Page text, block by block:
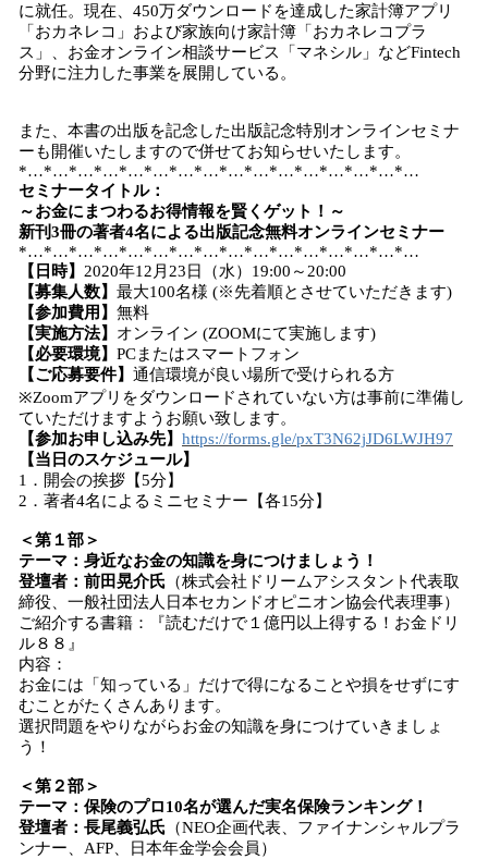
に就任。現在、450万ダウンロードを達成した家計簿アプリ
「おカネレコ」および家族向け家計簿「おカネレコプラ
ス」、お金オンライン相談サービス「マネシル」などFintech
分野に注力した事業を展開している。
また、本書の出版を記念した出版記念特別オンラインセミナ
ーも開催いたしますので併せてお知らせいたします。
*…*…*…*…*…*…*…*…*…*…*…*…*…*…*…*…
セミナータイトル：
～お金にまつわるお得情報を賢くゲット！～
新刊3冊の著者4名による出版記念無料オンラインセミナー
*…*…*…*…*…*…*…*…*…*…*…*…*…*…*…*…
【日時】 2020年12月23日（水）19:00～20:00
【募集人数】 最大100名様 (※先着順とさせていただきます)
【参加費用】 無料
【実施方法】 オンライン (ZOOMにて実施します)
【必要環境】 PCまたはスマートフォン
【ご応募要件】 通信環境が良い場所で受けられる方
※Zoomアプリをダウンロードされていない方は事前に準備し
ていただけますようお願い致します。
【参加お申し込み先】 https://forms.gle/pxT3N62jJD6LWJH97
【当日のスケジュール】
1．開会の挨拶【5分】
2．著者4名によるミニセミナー【各15分】
＜第 １部＞
テーマ：身近なお金の知識を身につけましょう！
登壇者：前田晃介氏 （株式会社ドリームアシスタント代表取
締役、一般社団法人日本セカンドオピニオン協会代表理事）
ご紹介する書籍：『読むだけで１億円以上得する！お金ドリ
ル８８』
内容：
お金には「知っている」だけで得になることや損をせずにす
むことがたくさんあります。
選択問題をやりながらお金の知識を身につけていきましょ
う！
＜第 ２部＞
テーマ：保険のプロ10名が選んだ実名保険ランキング！
登壇者：長尾義弘氏 （NEO企画代表、ファイナンシャルプラ
ンナー、AFP、日本年金学会会員）